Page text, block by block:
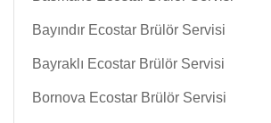
Bayındır Ecostar Brülör Servisi
Bayraklı Ecostar Brülör Servisi
Bornova Ecostar Brülör Servisi